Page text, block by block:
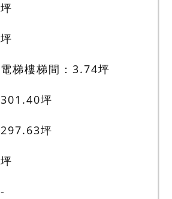
坪
坪
電梯樓梯間：3.74坪
301.40坪
297.63坪
坪
-